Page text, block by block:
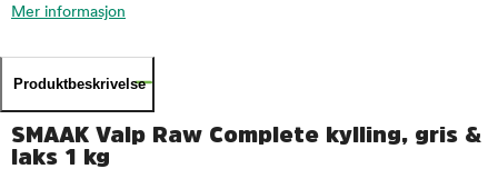
Mer informasjon
Produktbeskrivelse
SMAAK Valp Raw Complete kylling, gris &
laks 1 kg